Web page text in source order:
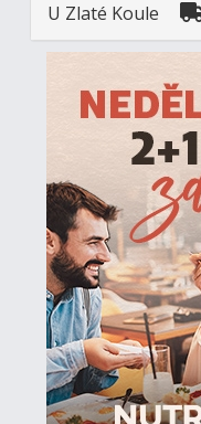
U Zlaté Koule